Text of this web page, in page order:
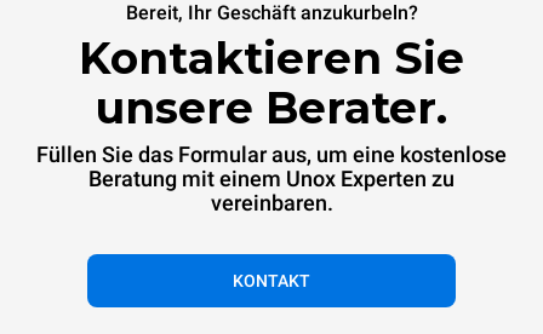
Bereit, Ihr Geschäft anzukurbeln?
Kontaktieren Sie
unsere Berater.
Füllen Sie das Formular aus, um eine kostenlose
Beratung mit einem Unox Experten zu
vereinbaren.
KONTAKT